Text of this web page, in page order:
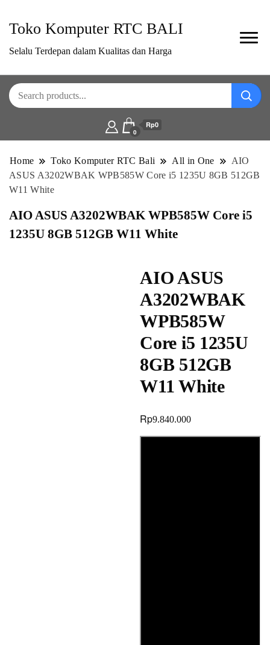
Toko Komputer RTC BALI
Selalu Terdepan dalam Kualitas dan Harga
0
Rp0
Home Toko Komputer RTC Bali All in One
AIO
ASUS A3202WBAK WPB585W Core i5 1235U 8GB 512GB
W11 White
AIO ASUS A3202WBAK WPB585W Core i5
1235U 8GB 512GB W11 White
AIO ASUS
A3202WBAK
WPB585W
Core i5 1235U
8GB 512GB
W11 White
Rp9.840.000